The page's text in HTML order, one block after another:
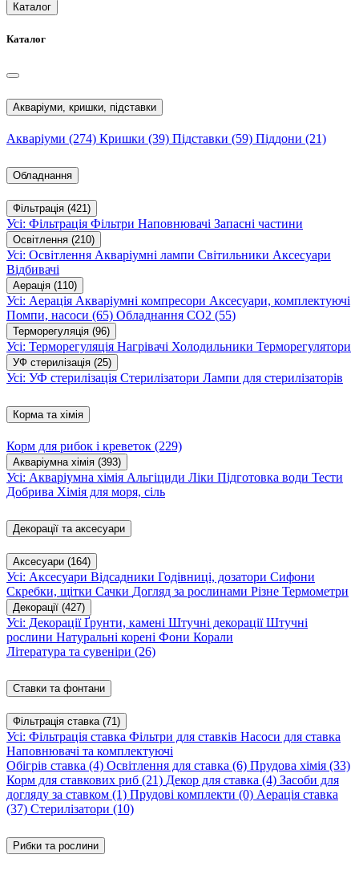
Каталог
Каталог
Акваріуми, кришки, підставки
Акваріуми (274) Кришки (39) Підставки (59) Піддони (21)
Обладнання
Фільтрація (421)
Усі: Фільтрація Фільтри Наповнювачі Запасні частини
Освітлення (210)
Усі: Освітлення Акваріумні лампи Світильники Аксесуари
Відбивачі
Аерація (110)
Усі: Аерація Акваріумні компресори Аксесуари, комплектуючі
Помпи, насоси (65) Обладнання CO2 (55)
Терморегуляція (96)
Усі: Терморегуляція Нагрівачі Холодильники Терморегулятори
УФ стерилізація (25)
Усі: УФ стерилізація Стерилізатори Лампи для стерилізаторів
Корма та хімія
Корм для рибок і креветок (229)
Акваріумна хімія (393)
Усі: Акваріумна хімія Альгіциди Ліки Підготовка води Тести
Добрива Хімія для моря, сіль
Декорації та аксесуари
Аксесуари (164)
Усі: Аксесуари Відсадники Годівниці, дозатори Сифони
Скребки, щітки Сачки Догляд за рослинами Різне Термометри
Декорації (427)
Усі: ДекораціїҐрунти, камені Штучні декораціїШтучні
рослини Натуральні корені Фони Корали
Література та сувеніри (26)
Ставки та фонтани
Фільтрація ставка (71)
Усі: Фільтрація ставка Фільтри для ставків Насоси для ставка
Наповнювачі та комплектуючі
Обігрів ставка (4) Освітлення для ставка (6) Прудова хімія (33)
Корм для ставкових риб (21) Декор для ставка (4) Засоби для
догляду за ставком (1) Прудові комплекти (0) Аерація ставка
(37) Стерилізатори (10)
Рибки та рослини